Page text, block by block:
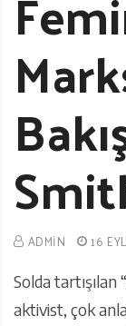
ADMIN 16
Solda tartışılan
aktivist, çok